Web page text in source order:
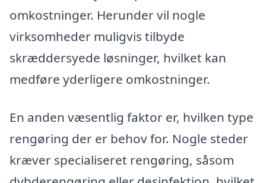
omkostninger. Herunder vil nogle
virksomheder muligvis tilbyde
skræddersyede løsninger, hvilket kan
medføre yderligere omkostninger.
En anden væsentlig faktor er, hvilken type
rengøring der er behov for. Nogle steder
kræver specialiseret rengøring, såsom